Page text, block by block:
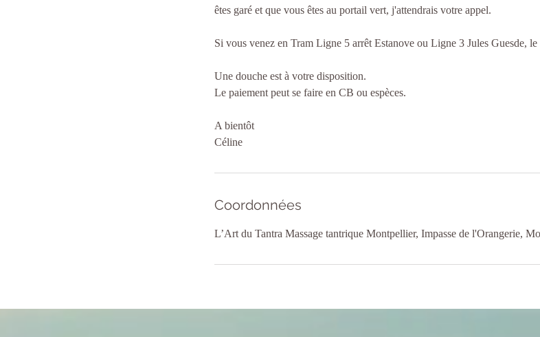
êtes garé et que vous êtes au portail vert, j'attendrais votre appel.
Si vous venez en Tram Ligne 5 arrêt Estanove ou Ligne 3 Jules Guesde, le
Une douche est à votre disposition.
Le paiement peut se faire en CB ou espèces.
A bientôt
Céline
Coordonnées
L’Art du Tantra Massage tantrique Montpellier, Impasse de l'Orangerie,